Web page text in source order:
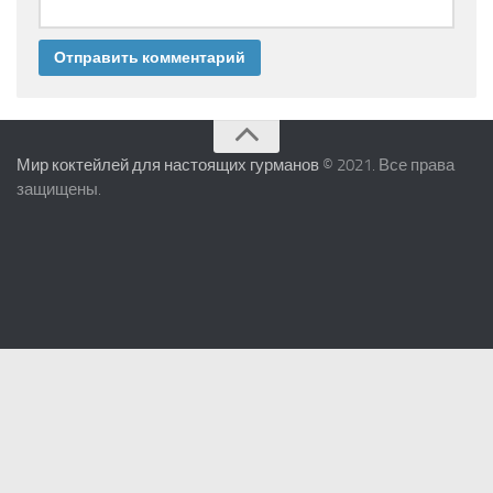
Мир коктейлей для настоящих гурманов © 2021. Все права
защищены.